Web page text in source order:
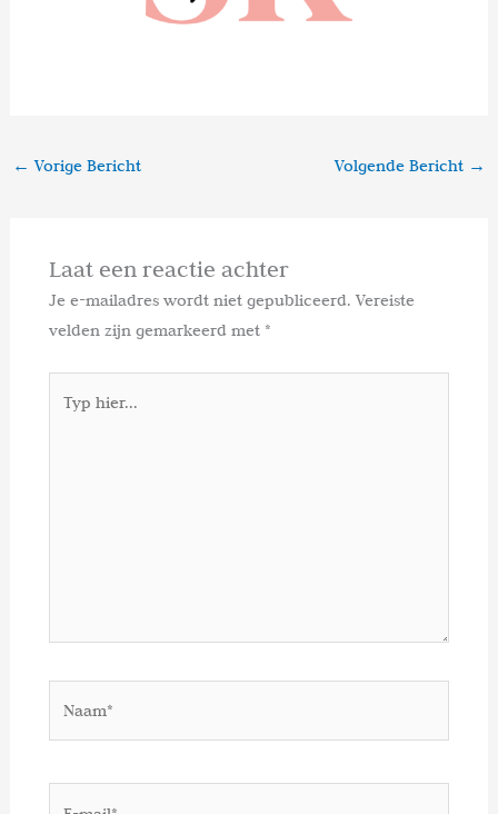
← Vorige Bericht Volgende Bericht →
Laat een reactie achter
Je e-mailadres wordt niet gepubliceerd. Vereiste
velden zijn gemarkeerd met *
hier...